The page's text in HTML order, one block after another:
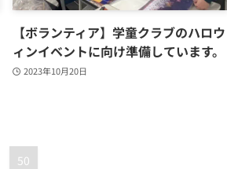
【ボランティア】学童クラブのハロウ
ィンイベントに向け準備しています。
2023年10月20日
50